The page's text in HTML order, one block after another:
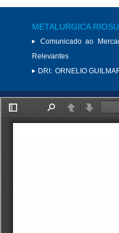
METALURGICA
Comunicado ao
Relevantes
DRI: ORNELIO